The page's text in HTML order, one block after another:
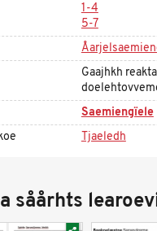
1-4
5-7
Gaajhkh
Saemiengïele
Tjaeledh
såårhts